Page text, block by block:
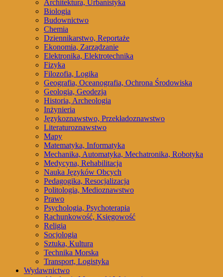
Architektura, Urbanistyka
Biologia
Budownictwo
Chemia
Dziennikarstwo, Reportaże
Ekonomia, Zarządzanie
Elektronika, Elektrotechnika
Fizyka
Filozofia, Logika
Geografia, Oceanografia, Ochrona Środowiska
Geologia, Geodezja
Historia, Archeologia
Inżynieria
Językoznawstwo, Przekładoznawstwo
Literaturoznawstwo
Mapy
Matematyka, Informatyka
Mechanika, Automatyka, Mechatronika, Robotyka
Medycyna, Rehabilitacja
Nauka Języków Obcych
Pedagogika, Resocjalizacja
Politologia, Medioznawstwo
Prawo
Psychologia, Psychoterapia
Rachunkowość, Księgowość
Religia
Socjologia
Sztuka, Kultura
Technika Morska
Transport, Logistyka
Wydawnictwo